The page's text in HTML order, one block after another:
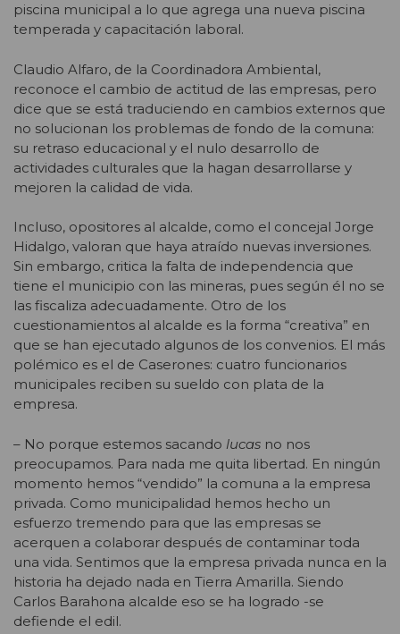
piscina municipal a lo que agrega una nueva piscina
temperada y capacitación laboral.
Claudio Alfaro, de la Coordinadora Ambiental,
reconoce el cambio de actitud de las empresas, pero
dice que se está traduciendo en cambios externos que
no solucionan los problemas de fondo de la comuna:
su retraso educacional y el nulo desarrollo de
actividades culturales que la hagan desarrollarse y
mejoren la calidad de vida.
Incluso, opositores al alcalde, como el concejal Jorge
Hidalgo, valoran que haya atraído nuevas inversiones.
Sin embargo, critica la falta de independencia que
tiene el municipio con las mineras, pues según él no se
las fiscaliza adecuadamente. Otro de los
cuestionamientos al alcalde es la forma “creativa” en
que se han ejecutado algunos de los convenios. El más
polémico es el de Caserones: cuatro funcionarios
municipales reciben su sueldo con plata de la
empresa.
– No porque estemos sacando lucas no nos
preocupamos. Para nada me quita libertad. En ningún
momento hemos “vendido” la comuna a la empresa
privada. Como municipalidad hemos hecho un
esfuerzo tremendo para que las empresas se
acerquen a colaborar después de contaminar toda
una vida. Sentimos que la empresa privada nunca en la
historia ha dejado nada en Tierra Amarilla. Siendo
Carlos Barahona alcalde eso se ha logrado -se
defiende el edil.